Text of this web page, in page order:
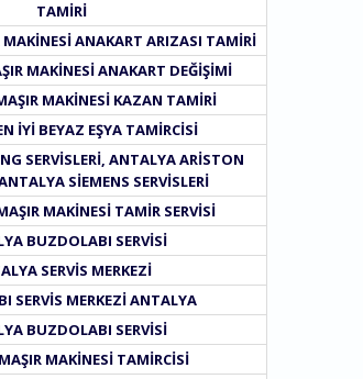
TAMIRI
ANAKART ARIZASI TAMIRI
MAKINESI ANAKART DEĞIŞIMI
MAKINESI KAZAN TAMIRI
IYI BEYAZ EŞYA TAMIRCISI
SERVISLERI, ANTALYA ARISTON
SIEMENS SERVISLERI
MAKINESI TAMIR SERVISI
BUZDOLABI SERVISI
SERVIS MERKEZI
SERVIS MERKEZI ANTALYA
BUZDOLABI SERVISI
MAKINESI TAMIRCISI